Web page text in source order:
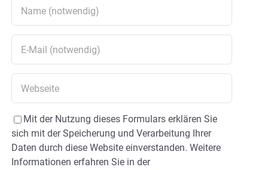
Mit der Nutzung dieses Formulars erklären Sie
sich mit der Speicherung und Verarbeitung Ihrer
Daten durch diese Website einverstanden. Weitere
Informationen erfahren Sie in der